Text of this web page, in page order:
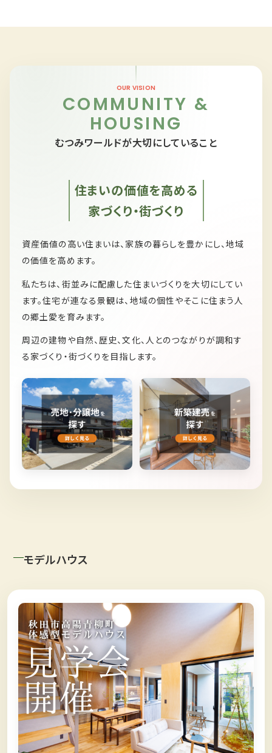
OUR VISION
COMMUNITY &
HOUSING
むつみワールドが大切にしていること
住まいの価値を高める
家づくり・街づくり
資産価値の高い住まいは、家族の暮らしを豊かにし、地域
の価値を高めます。
私たちは、 街並みに配慮した住まいづくりを大切にしてい
ます。住宅が連なる景観は、 地域の個性やそこに住まう人
の郷土愛を育みます。
周辺の建物や自然、歴史、文化、人とのつながりが調和す
る家づくり・街づくりを目指します。
モデルハウス